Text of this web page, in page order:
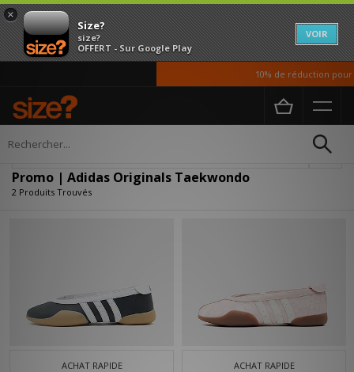
×
Size?
size?
OFFERT - Sur Google Play
VOIR
10% de réduction pour
Accueil Promo | Adidas Originals Taekwondo
Promo | Adidas Originals Taekwondo
2 Produits Trouvés
ACHAT RAPIDE ACHAT RAPIDE